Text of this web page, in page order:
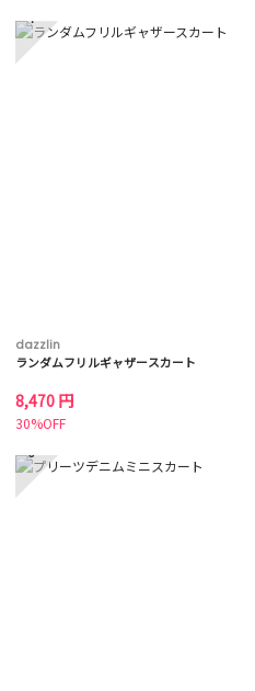
4
dazzlin
ランダムフリルギャザースカート
8,470 円
30%OFF
6